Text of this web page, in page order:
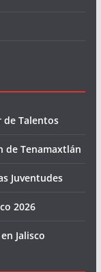
de Talentos
de Tenamaxtlán
Juventudes
2026
Jalisco